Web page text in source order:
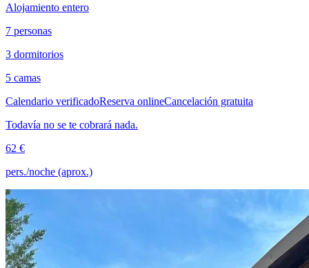
Alojamiento entero
7 personas
3 dormitorios
5 camas
Calendario verificadoReserva onlineCancelación gratuita
Todavía no se te cobrará nada.
62 €
pers./noche (aprox.)